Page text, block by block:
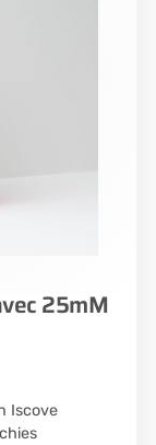
25mM
Iscove